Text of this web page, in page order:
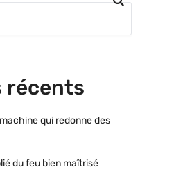
récents
qui redonne des
du feu bien maîtrisé